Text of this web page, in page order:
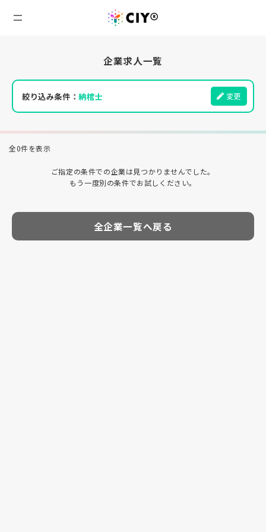
企業求人一覧
絞り込み条件：納棺士 変更
全0件を表示
ご指定の条件での企業は見つかりませんでした。
もう一度別の条件でお試しください。
全企業一覧へ戻る